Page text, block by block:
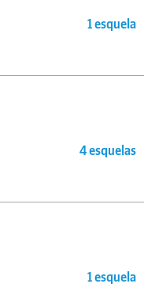
1 esquela
4 esquelas
1 esquela